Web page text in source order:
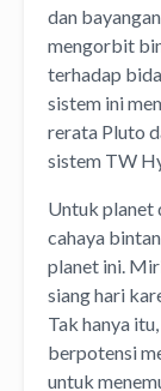
dan
mengorbit
terhadap
sistem ini
rerata Pluto
sistem TW
Untuk planet
cahaya
planet ini.
siang hari
Tak hanya
berpotensi
untuk